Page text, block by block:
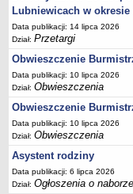
Zamówienia publiczne
Sprzedaż mienia
Sprzedaż
Zapytania ofertowe
Plan zamówień
Statut
Uchwały Rady Miejskiej
Zarządzenia Burmistrza
Lubniewicach w okresie
Data publikacji: 14 lipca 2026
Dział:Przetargi
Obwieszczenie
Data publikacji: 10 lipca 2026
Dział:Obwieszczenia
Obwieszczenie
Data publikacji: 10 lipca 2026
Dział:Obwieszczenia
Asystent rodziny
Data publikacji: 6 lipca 2026
Dział:Ogłoszenia o